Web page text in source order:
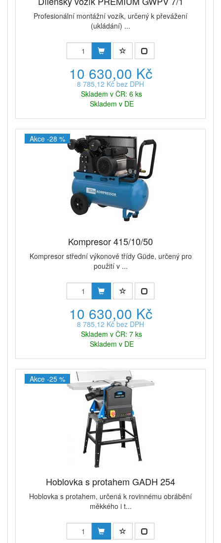
Profesionální montážní vozík, určený k převážení
(ukládání) ...
10 630,00 Kč
8 785,12 Kč bez DPH
Skladem v ČR: 6 ks
Skladem v DE
Akce -28 %
Kompresor 415/10/50
Kompresor střední výkonové třídy Güde, určený pro
použití v ...
10 630,00 Kč
8 785,12 Kč bez DPH
Skladem v ČR: 7 ks
Skladem v DE
Akce -25 %
Hoblovka s protahem GADH 254
Hoblovka s protahem, určená k rovinnému obrábění
měkkého i t...